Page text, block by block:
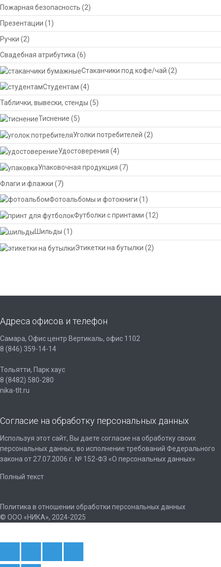
Пожарная безопасность (2)
Презентации (1)
Ручки (2)
Свадебная атрибутика (6)
Стаканчики под кофе/чай (2)
Студентам (4)
Таблички, вывески, стенды (5)
Тиснение (5)
Уголки потребителей (2)
Удостоверения (4)
Упаковочная продукция (7)
Флаги и флажки (7)
Фотоальбомы и фотокниги (1)
Футболки с принтами (12)
Шильды (1)
Этикетки на бутылки (2)
Адреса офисов и телефон
Самара, Офис центр Вертикаль, офис 1102
8 (846) 359-14-14
Тольятти, Парк хаус
8 (8482) 580-280
nika-tlt.ru
Согласие на обработку персональных данных
Используя этот сайт, Вы даете согласие на обработку своих
персональных данных, во исполнение требований Федерального
закона от 27.07.2006 г. № 152-ФЗ «О персональных данных»
Полный текст
Политика в отношении обработки персональных данных
© ООО «НИКА», 2024-2025